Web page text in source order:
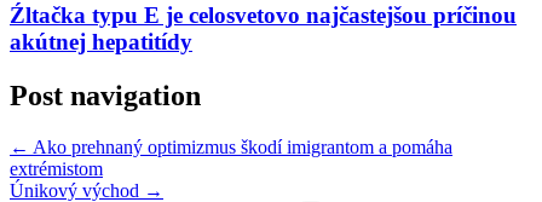
Źltačka typu E je celosvetovo najčastejšou príčinou
akútnej hepatitídy
Post navigation
← Ako prehnaný optimizmus škodí imigrantom a pomáha
extrémistom
Únikový východ →